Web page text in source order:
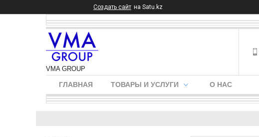
Создать сайт на Satu.kz
VMA GROUP
ГЛАВНАЯ ТОВАРЫ И УСЛУГИ О НАС